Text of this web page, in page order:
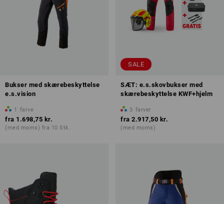
Bukser med skærebeskyttelse
e.s.vision
1 farve
fra 1.698,75 kr.
(med moms) fra 10 Stk.
SALE
SÆT: e.s.skovbukser med
skærebeskyttelse KWF+hjelm
3 farver
fra 2.917,50 kr.
(med moms)